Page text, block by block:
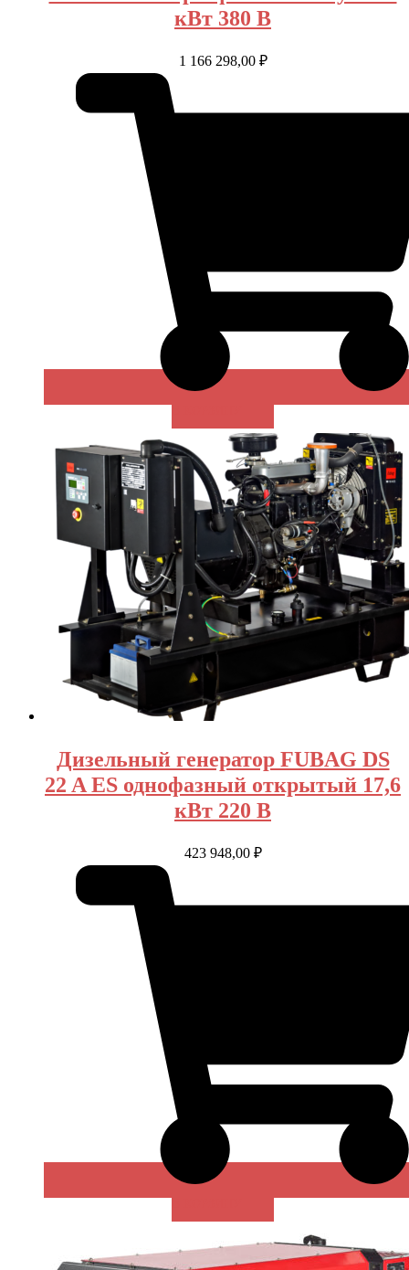
кВт 380 В
1 166 298,00 ₽
Дизельный генератор FUBAG DS
22 A ES однофазный открытый 17,6
кВт 220 В
423 948,00 ₽